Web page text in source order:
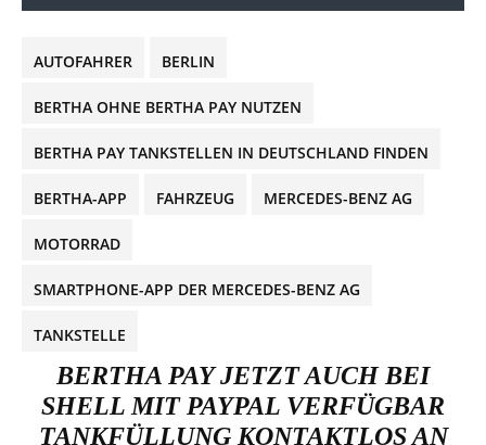
AUTOFAHRER BERLIN
BERTHA OHNE BERTHA PAY NUTZEN
BERTHA PAY TANKSTELLEN IN DEUTSCHLAND FINDEN
BERTHA-APP FAHRZEUG MERCEDES-BENZ AG
MOTORRAD
SMARTPHONE-APP DER MERCEDES-BENZ AG
TANKSTELLE
BERTHA PAY JETZT AUCH BEI
SHELL MIT PAYPAL VERFÜGBAR
TANKFÜLLUNG KONTAKTLOS AN